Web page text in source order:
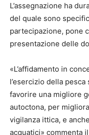
L’assegnazione ha
del quale sono
partecipazione, pone
presentazione delle
«L’affidamento in
l’esercizio della
favorire una migliore
autoctona, per
vigilanza ittica, e
acquatici» commenta